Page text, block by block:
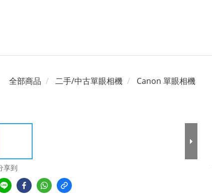
全部商品 二手/中古單眼相機 Canon 單眼相機
享到